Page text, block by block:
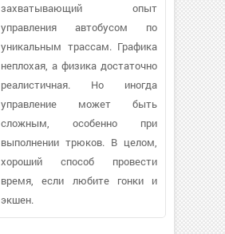
захватывающий опыт
управления автобусом по
уникальным трассам. Графика
неплохая, а физика достаточно
реалистичная. Но иногда
управление может быть
сложным, особенно при
выполнении трюков. В целом,
хороший способ провести
время, если любите гонки и
экшен.